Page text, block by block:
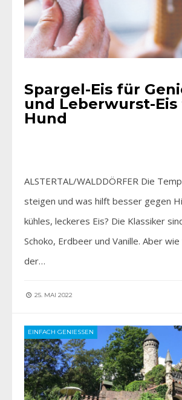
Spargel-Eis für
und Leberwurst-
Hund
ALSTERTAL/WALDDÖRFER Die
steigen und was hilft besser gegen
kühles, leckeres Eis? Die Klassiker
Schoko, Erdbeer und Vanille. Aber
der…
25. MAI 2022
EINFACH GENIESSEN